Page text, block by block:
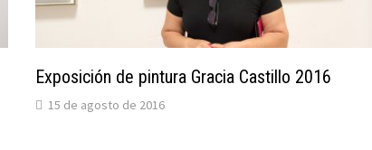
Exposición de pintura Gracia Castillo 2016
15 de agosto de 2016